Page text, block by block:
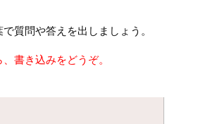
質問や答えを出しましょう。
書き込みをどうぞ。